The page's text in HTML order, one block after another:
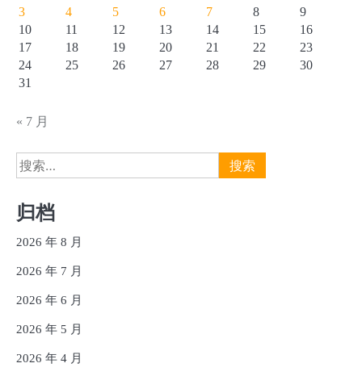
3
4 5 6 7 8
9
10
11 12 13 14 15
16
17
18 19 20 21 22
23
24
25 26 27 28 29
30
31
« 7 月
搜
索：
归档
2026 年 8 月
2026 年 7 月
2026 年 6 月
2026 年 5 月
2026 年 4 月